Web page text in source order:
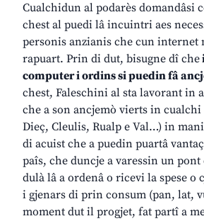
Cualchidun al podarès domandâsi
chest al puedi lâ incuintri aes
personis anzianis che cun internet
rapuart. Prin di dut, bisugne dî che
computer i ordins si puedin fâ
chest, Faleschini al sta lavorant in
che a son ancjemò vierts in
Dieç, Cleulis, Rualp e Val…) in
di acuist che a puedin puartâ
paîs, che duncje a varessin un
dulà lâ a ordenâ o ricevi la spese o
i gjenars di prin consum (pan, lat,
moment dut il progjet, fat partî a